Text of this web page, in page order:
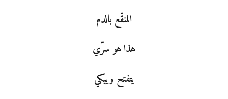
المنقّع بالدم
هذا هو سرّي
يتفتح ويبكي